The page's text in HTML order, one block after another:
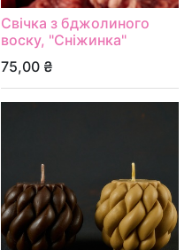
Свічка з бджолиного
воску, "Сніжинка"
75,00₴